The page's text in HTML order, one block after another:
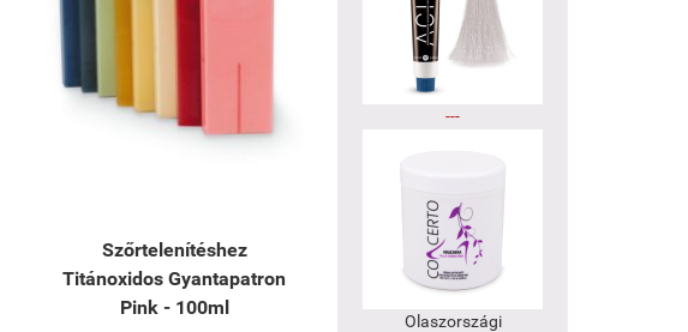
Szőrtelenítéshez
Titánoxidos Gyantapatron
Pink - 100ml
---
Olaszországi